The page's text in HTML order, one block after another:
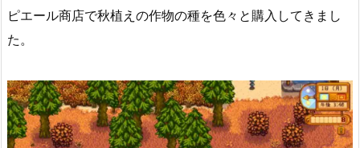
ピエール商店で秋植えの作物の種を色々と購入してきまし
た。